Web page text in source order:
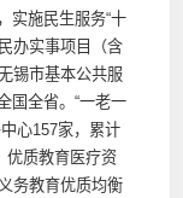
实施民生服务“十
办实事项目（含
锡市基本公共服
国全省。“一老一
心157家，累计
优质教育医疗资
务教育优质均衡